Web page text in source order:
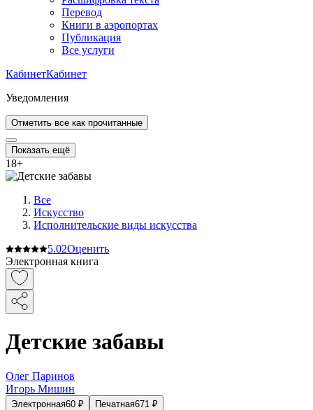
Перевод
Книги в аэропортах
Публикация
Все услуги
КабинетКабинет
Уведомления
Отметить все как прочитанные
Показать ещё
18+
Все
Искусство
Исполнительские виды искусства
5.02Оценить
Электронная книга
Детские забавы
Олег Паринов
Игорь Мишин
Электронная60 ₽ Печатная671 ₽